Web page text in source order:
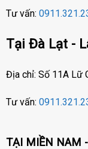
Tư vấn:
Tại Đà Lạt -
Địa chỉ: Số 11A Lữ
Tư vấn:
TẠI MIỀN NAM